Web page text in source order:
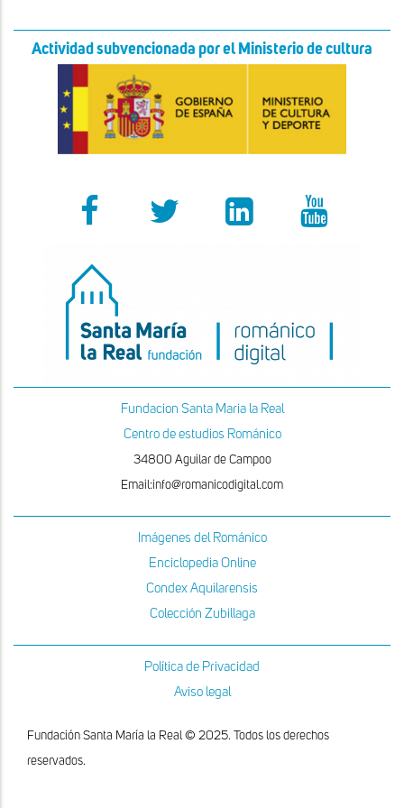
Actividad subvencionada por el Ministerio de cultura
Fundacion Santa Maria la Real
Centro de estudios Románico
34800 Aguilar de Campoo
Email:info@romanicodigital.com
Imágenes del Románico
Enciclopedia Online
Condex Aquilarensis
Colección Zubillaga
Política de Privacidad
Aviso legal
Fundación Santa María la Real © 2025. Todos los derechos
reservados.